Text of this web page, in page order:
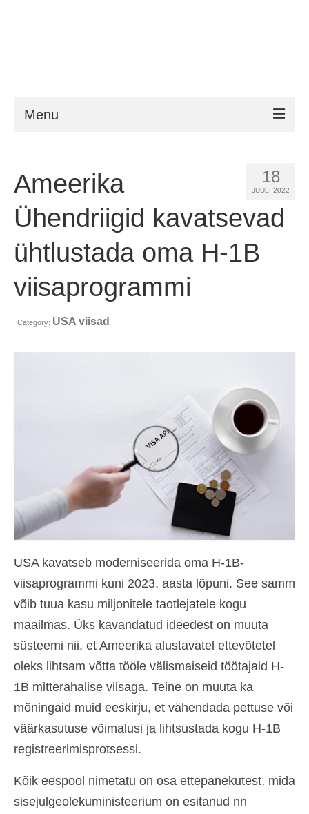
Menu
Nõuded
FAQ
ESTA abi
Uudised
Kontakt
Czech
Dansk(Danish)
Nederlands Dutch)
Français(French
Deutsch(German)
עברית(Hebrew
Magyar(Hungarian)
日本語(Japanese
한국어(Korean)
Norsk bokmål(Norwegian Bokmål)
18
JUULI 2022
Ameerika
Ühendriigid kavatsevad
ühtlustada oma H-1B
viisaprogrammi
Category: USA viisad
USA kavatseb moderniseerida oma H-1B-
viisaprogrammi kuni 2023. aasta lõpuni. See samm
võib tuua kasu miljonitele taotlejatele kogu
maailmas. Üks kavandatud ideedest on muuta
süsteemi nii, et Ameerika alustavatel ettevõtetel
oleks lihtsam võtta tööle välismaiseid töötajaid H-
1B mitterahalise viisaga. Teine on muuta ka
mõningaid muid eeskirju, et vähendada pettuse või
väärkasutuse võimalusi ja lihtsustada kogu H-1B
registreerimisprotsessi.
Kõik eespool nimetatu on osa ettepanekutest, mida
sisejulgeolekuministeerium on esitanud nn